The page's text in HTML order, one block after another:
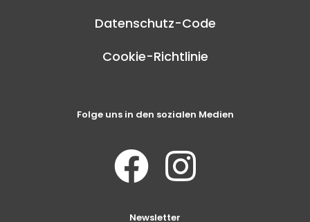
Datenschutz-Code
Cookie-Richtlinie
Folge uns in den sozialen Medien
Newsletter